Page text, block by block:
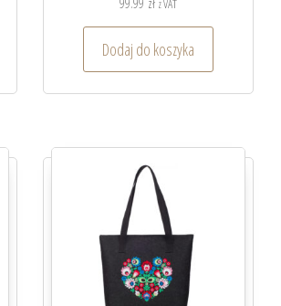
z VAT
Dodaj do koszyka